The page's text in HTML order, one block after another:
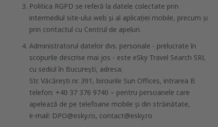
Politica RGPD se referă la datele colectate prin
intermediul site-ului web și al aplicației mobile, precum și
prin contactul cu Centrul de apeluri.
Administratorul datelor dvs. personale - prelucrate în
scopurile descrise mai jos - este eSky Travel Search SRL
cu sediul în București, adresa:
Str. Văcărești nr. 391, birourile Sun Offices, intrarea B
telefon: +40 37 376 9740 – pentru persoanele care
apelează de pe telefoane mobile și din străinătate,
e-mail: DPO@esky.ro, contact@esky.ro